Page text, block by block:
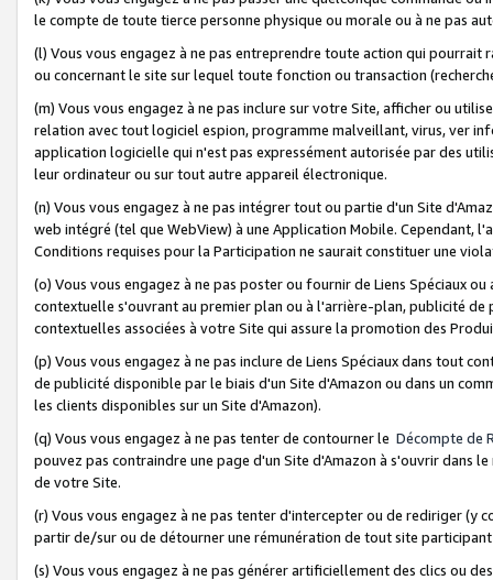
le compte de toute tierce personne physique ou morale ou à ne pas
(l) Vous vous engagez à ne pas entreprendre toute action qui
ou concernant le site sur lequel toute fonction ou transaction
(m) Vous vous engagez à ne pas inclure sur votre Site, afficher ou
relation avec tout logiciel espion, programme malveillant, virus, ver
application logicielle qui n'est pas expressément autorisée par des
leur ordinateur ou sur tout autre appareil électronique.
(n) Vous vous engagez à ne pas intégrer tout ou partie d'un Site
web intégré (tel que WebView) à une Application Mobile. Cependant,
Conditions requises pour la Participation ne saurait constituer une
(o) Vous vous engagez à ne pas poster ou fournir de Liens Spéciaux
contextuelle s'ouvrant au premier plan ou à l'arrière-plan, publicité
contextuelles associées à votre Site qui assure la promotion des
(p) Vous vous engagez à ne pas inclure de Liens Spéciaux dans tout
de publicité disponible par le biais d'un Site d'Amazon ou dans un
les clients disponibles sur un Site d'Amazon).
(q) Vous vous engagez à ne pas tenter de contourner le Décompte de
pouvez pas contraindre une page d'un Site d'Amazon à s'ouvrir dans
de votre Site.
(r) Vous vous engagez à ne pas tenter d'intercepter ou de rediriger
partir de/sur ou de détourner une rémunération de tout site
(s) Vous vous engagez à ne pas générer artificiellement des clics ou